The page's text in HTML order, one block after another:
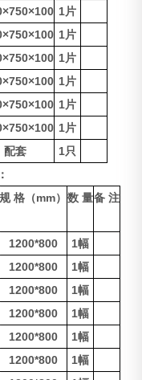
1片
1片
1片
1片
1片
1片
配套
1只
规 格（mm） 数 量备 注
1200*800
1幅
1200*800
1幅
1200*800
1幅
1200*800
1幅
1200*800
1幅
1200*800
1幅